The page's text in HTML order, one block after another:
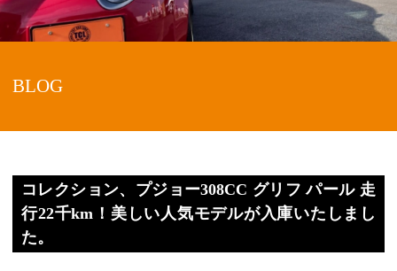
BLOG
コレクション、プジョー308CC グリフ パール 走
行22千km！美しい人気モデルが入庫いたしまし
た。